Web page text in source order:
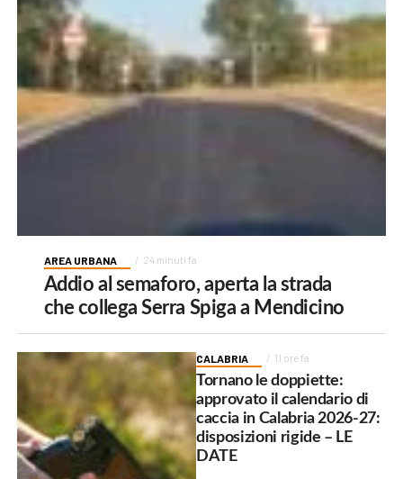
AREA URBANA 24 minuti fa
Addio al semaforo, aperta la strada
che collega Serra Spiga a Mendicino
CALABRIA 11 ore fa
Tornano le doppiette:
approvato il calendario di
caccia in Calabria 2026-27:
disposizioni rigide – LE
DATE